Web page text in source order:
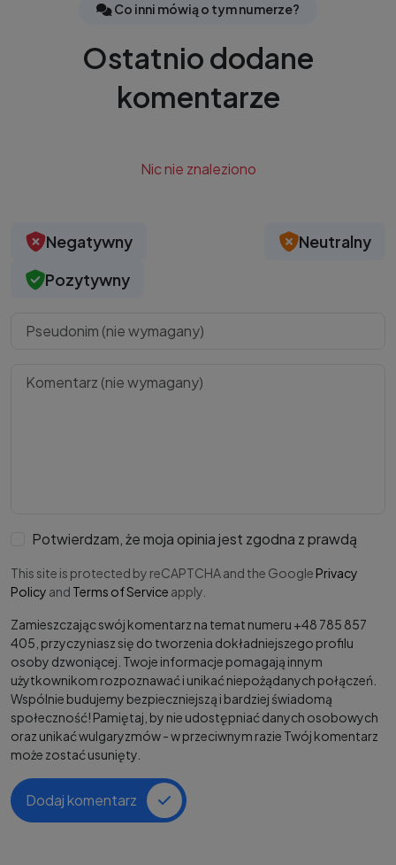
Co inni mówią o tym numerze?
Ostatnio dodane
komentarze
Nic nie znaleziono
Negatywny
Neutralny
Pozytywny
Potwierdzam, że moja opinia jest zgodna z prawdą
This site is protected by reCAPTCHA and the Google Privacy
Policy and Terms of Service apply.
Zamieszczając swój komentarz na temat numeru +48 785 857
405, przyczyniasz się do tworzenia dokładniejszego profilu
osoby dzwoniącej. Twoje informacje pomagają innym
użytkownikom rozpoznawać i unikać niepożądanych połączeń.
Wspólnie budujemy bezpieczniejszą i bardziej świadomą
społeczność! Pamiętaj, by nie udostępniać danych osobowych
oraz unikać wulgaryzmów - w przeciwnym razie Twój komentarz
może zostać usunięty.
Dodaj komentarz